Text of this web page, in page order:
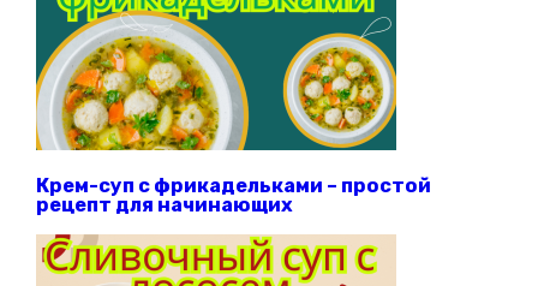
Крем-суп с фрикадельками – простой
рецепт для начинающих